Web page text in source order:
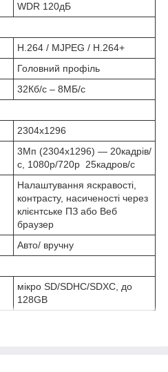
WDR 120дБ
Н.264 / MJPEG / H.264+
Головний профіль
32Кб/с – 8МБ/с
2304x1296
3Мп (2304х1296) — 20кадрів/
с, 1080р/720р 25кадров/с
Налаштування яскравості,
контрасту, насиченості через
клієнтське ПЗ або Веб
браузер
Авто/ вручну
мікро SD/SDHC/SDXC, до
128GB